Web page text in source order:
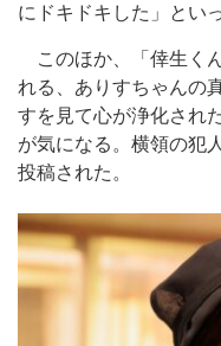
にドキドキした」とい
このほか、「倖生く
れる、ありすちゃんの
すを見て心が浄化され
が気になる。横領の犯
投稿された。